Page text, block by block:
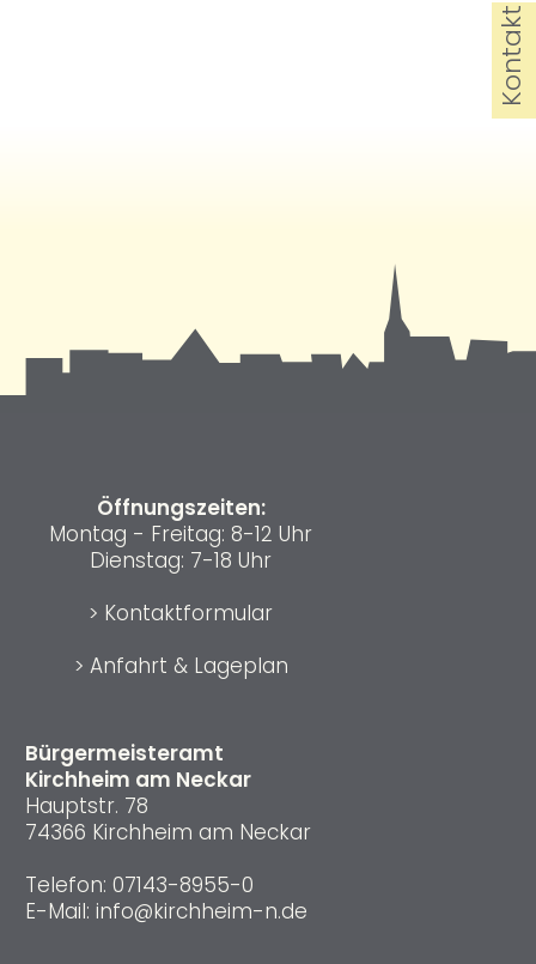
Bürgermeisteramt
Kirchheim am Neckar
Hauptstr. 78
74366 Kirchheim am Neckar
Telefon: 07143-8955-0
E-Mail: info@kirchheim-n.de
Öffnungszeiten:
Montag - Freitag: 8-12 Uhr
Dienstag: 7-18 Uhr
> Kontaktformular
> Anfahrt & Lageplan
Kontakt